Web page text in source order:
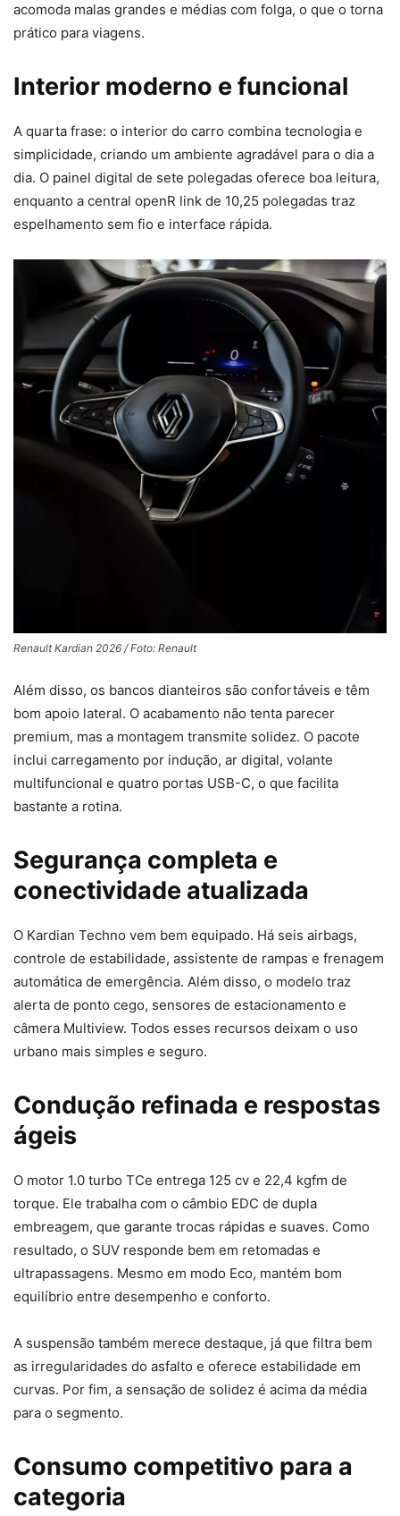
acomoda malas grandes e médias com folga, o que o torna
prático para viagens.
Interior moderno e funcional
A quarta frase: o interior do carro combina tecnologia e
simplicidade, criando um ambiente agradável para o dia a
dia. O painel digital de sete polegadas oferece boa leitura,
enquanto a central openR link de 10,25 polegadas traz
espelhamento sem fio e interface rápida.
Renault Kardian 2026 / Foto: Renault
Além disso, os bancos dianteiros são confortáveis e têm
bom apoio lateral. O acabamento não tenta parecer
premium, mas a montagem transmite solidez. O pacote
inclui carregamento por indução, ar digital, volante
multifuncional e quatro portas USB-C, o que facilita
bastante a rotina.
Segurança completa e
conectividade atualizada
O Kardian Techno vem bem equipado. Há seis airbags,
controle de estabilidade, assistente de rampas e frenagem
automática de emergência. Além disso, o modelo traz
alerta de ponto cego, sensores de estacionamento e
câmera Multiview. Todos esses recursos deixam o uso
urbano mais simples e seguro.
Condução refinada e respostas
ágeis
O motor 1.0 turbo TCe entrega 125 cv e 22,4 kgfm de
torque. Ele trabalha com o câmbio EDC de dupla
embreagem, que garante trocas rápidas e suaves. Como
resultado, o SUV responde bem em retomadas e
ultrapassagens. Mesmo em modo Eco, mantém bom
equilíbrio entre desempenho e conforto.
A suspensão também merece destaque, já que filtra bem
as irregularidades do asfalto e oferece estabilidade em
curvas. Por fim, a sensação de solidez é acima da média
para o segmento.
Consumo competitivo para a
categoria